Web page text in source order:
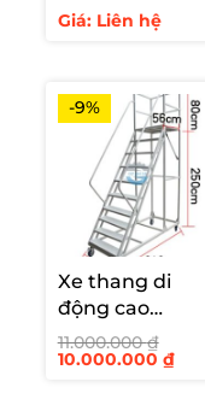
hàn cố định cho
Giá: Liên hệ
-9%
Xe thang di
động cao
2500mm
11.000.000₫
Giá
10.000.000 ₫Giá